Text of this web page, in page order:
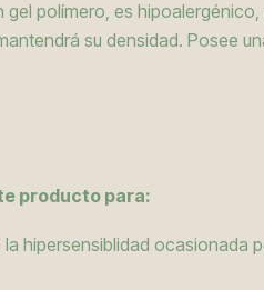
polímero, es
su densidad. Posee
producto para:
hipersensiblidad ocasionada